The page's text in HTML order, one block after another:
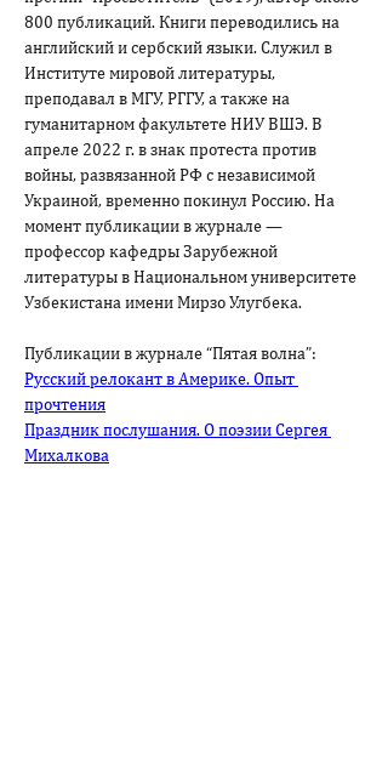
800 публикаций. Книги переводились на
английский и сербский языки. Служил в
Институте мировой литературы,
преподавал в МГУ, РГГУ, а также на
гуманитарном факультете НИУ ВШЭ. В
апреле 2022 г. в знак протеста против
войны, развязанной РФ с независимой
Украиной, временно покинул Россию. На
момент публикации в журнале —
профессор кафедры Зарубежной
литературы в Национальном университете
Узбекистана имени Мирзо Улугбека.
Русский релокант в Америке. Опыт
прочтения
Праздник послушания. О поэзии Сергея
Михалкова